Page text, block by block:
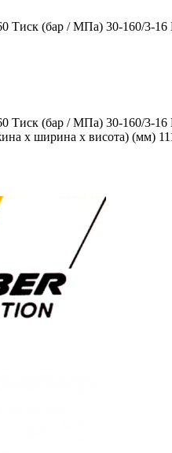
Тиск (бар / МПа) 30-160/3-
Тиск (бар / МПа) 30-160/3-
х ширина х висота) (мм)